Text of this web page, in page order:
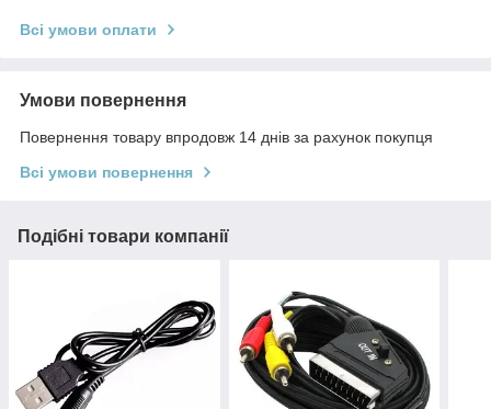
Всі умови оплати
Умови повернення
Повернення товару впродовж 14 днів за рахунок покупця
Всі умови повернення
Подібні товари компанії